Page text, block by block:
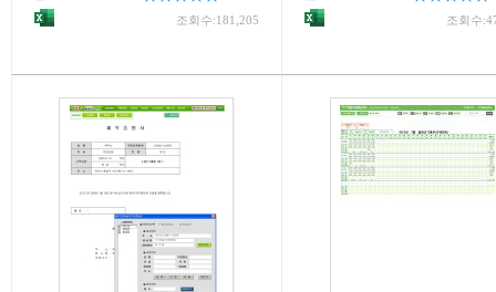
조회수:181,205 조회수